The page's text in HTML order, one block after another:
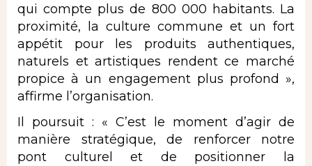
qui compte plus de 800 000 habitants. La
proximité, la culture commune et un fort
appétit pour les produits authentiques,
naturels et artistiques rendent ce marché
propice à un engagement plus profond »,
affirme l’organisation.
Il poursuit : « C’est le moment d’agir de
manière stratégique, de renforcer notre
pont culturel et de positionner la